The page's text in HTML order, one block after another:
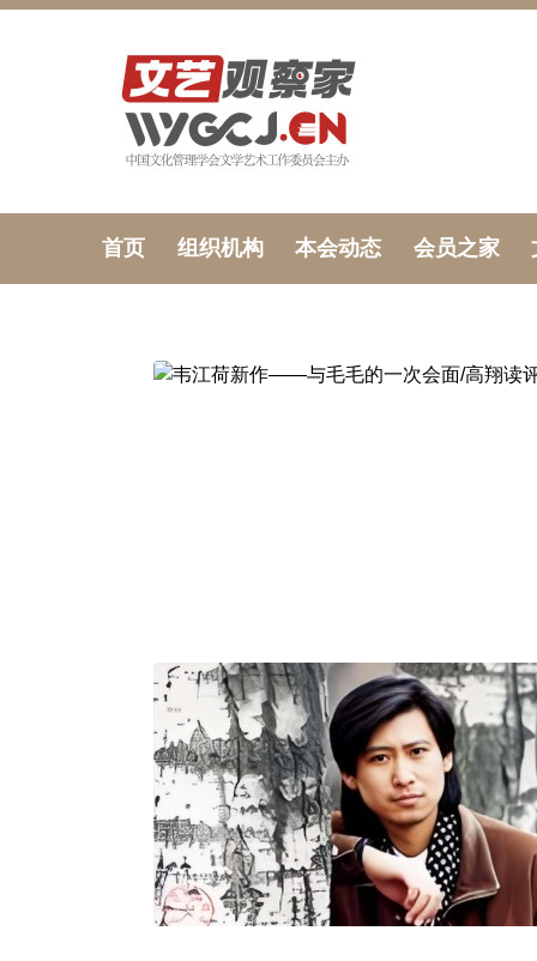
首页 组织机构 本会动态 会员之家